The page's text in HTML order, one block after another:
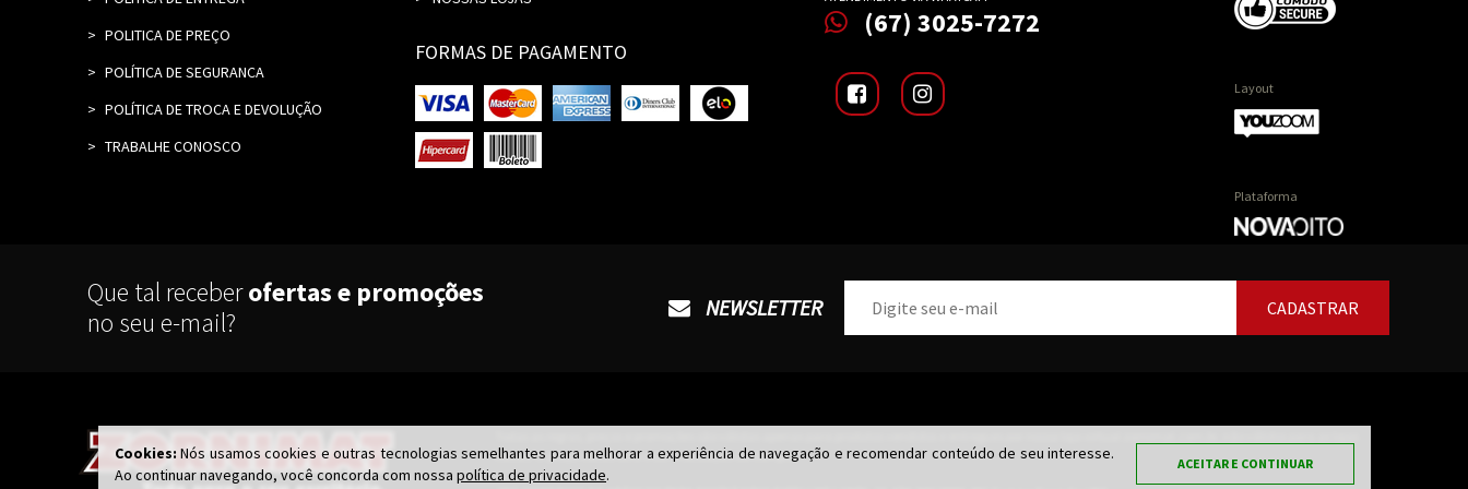
POLITICA DE PREÇO
POLÍTICA DE SEGURANCA
POLÍTICA DE TROCA E DEVOLUÇÃO
TRABALHE CONOSCO
FORMAS DE PAGAMENTO
(67) 3025-7272
Layout
Plataforma
Que tal receberofertas e promoções
no seu e-mail?
NEWSLETTER CADASTRAR
físicas. O preço válido será o da finalização da compra.
Cookies: Nós usamos cookies e outras tecnologias semelhantes para melhorar a experiência de navegação e recomendar conteúdo de seu interesse.
Ao continuar navegando, você concorda com nossa política de privacidade.
ACEITAR E CONTINUAR